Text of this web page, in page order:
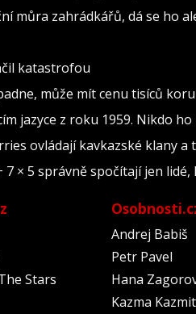
můra zahrádkářů, dá se ho
katastrofou
může mít cenu tisíců
jazyce z roku 1959. Nikdo
ovládají kavkazské klany a
× 5 správně spočítají jen
Stars
Andrej Babiš
Petr Pavel
Hana
Kazma